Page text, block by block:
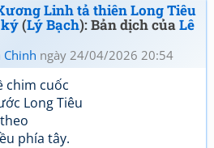
Linh tả thiên Long Tiêu
(Lý Bạch): Bản dịch củaLê
Chinh ngày 24/04/2026 20:54
chim cuốc
Long Tiêu
phía tây.